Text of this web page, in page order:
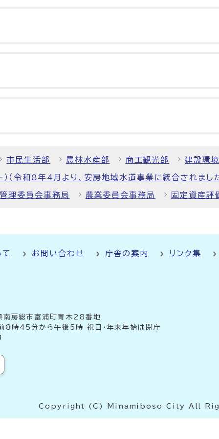
市民生活部 農林水産部 商工観光部 建設環
）（令和8年4月より、安房地域水道事業に統合されまし
理委員会事務局 農業委員会事務局 固定資産評
お問い合わせ 庁舎の案内 リンク集
房総市富浦町青木28番地
8時45分から午後5時 祝日・年末年始は閉庁
Copyright (C) Minamiboso City All